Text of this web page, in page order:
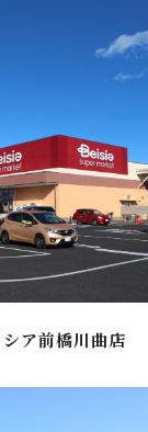
ア前橋川曲店